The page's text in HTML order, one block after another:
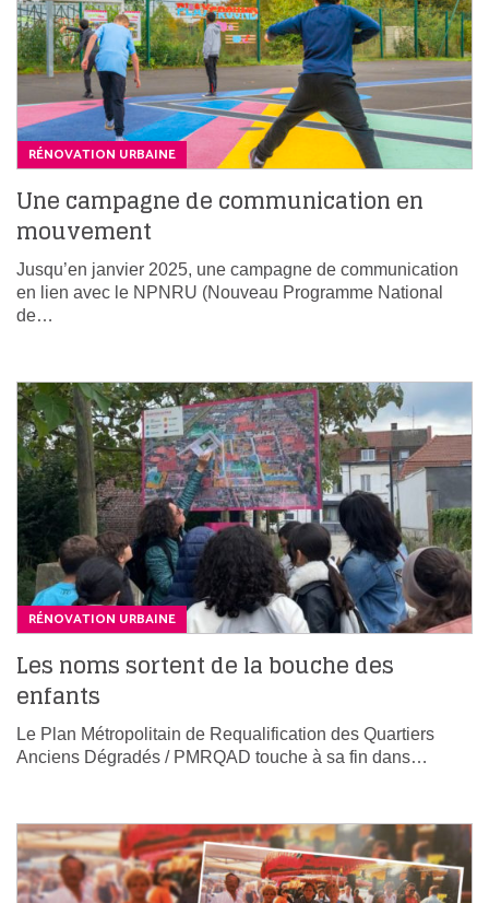
RÉNOVATION URBAINE
Une campagne de communication en
mouvement
Jusqu’en janvier 2025, une campagne de communication
en lien avec le NPNRU (Nouveau Programme National
de…
RÉNOVATION URBAINE
Les noms sortent de la bouche des
enfants
Le Plan Métropolitain de Requalification des Quartiers
Anciens Dégradés / PMRQAD touche à sa fin dans…